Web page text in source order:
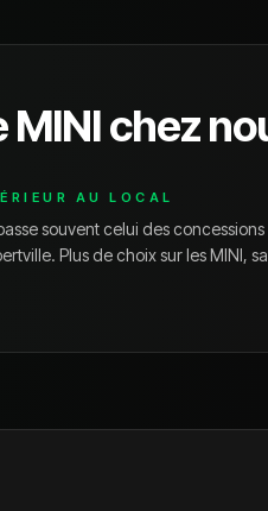
MINIchez
AU LOCAL
souvent celui des concessions
. Plus de choix sur lesMINI,